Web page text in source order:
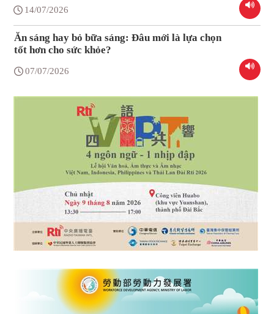
14/07/2026
Ăn sáng hay bỏ bữa sáng: Đâu mới là lựa chọn
tốt hơn cho sức khỏe?
07/07/2026